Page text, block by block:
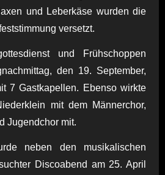
und Leberkäse wurden die
versetzt.
und Frühschoppen
den 19. September,
7 Gastkapellen. Ebenso wirkte
mit dem Männerchor,
Jugendchor mit.
neben den musikalischen
Discoabend am 25. April